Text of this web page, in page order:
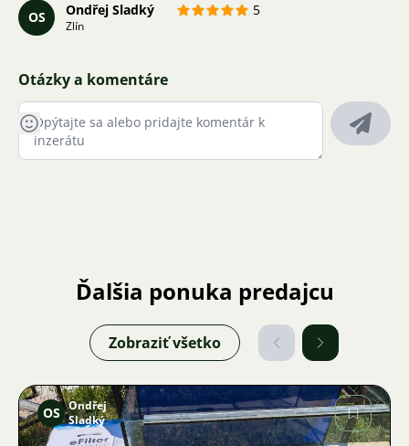
OS Ondřej Sladký 5
Zlín
Otázky a komentáre
Ďalšia ponuka predajcu
Zobraziť všetko
OS Ondřej
Sladký